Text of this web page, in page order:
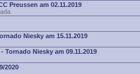
Preussen am 02.11.2019
Niesky am 15.11.2019
Tornado Niesky am 09.11.2019
2020